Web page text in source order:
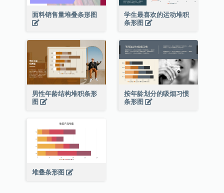
面料销售量堆叠条形图
学生最喜欢的运动堆积
条形图
男性年龄结构堆积条形
图
按年龄划分的吸烟习惯
条形图
堆叠条形图